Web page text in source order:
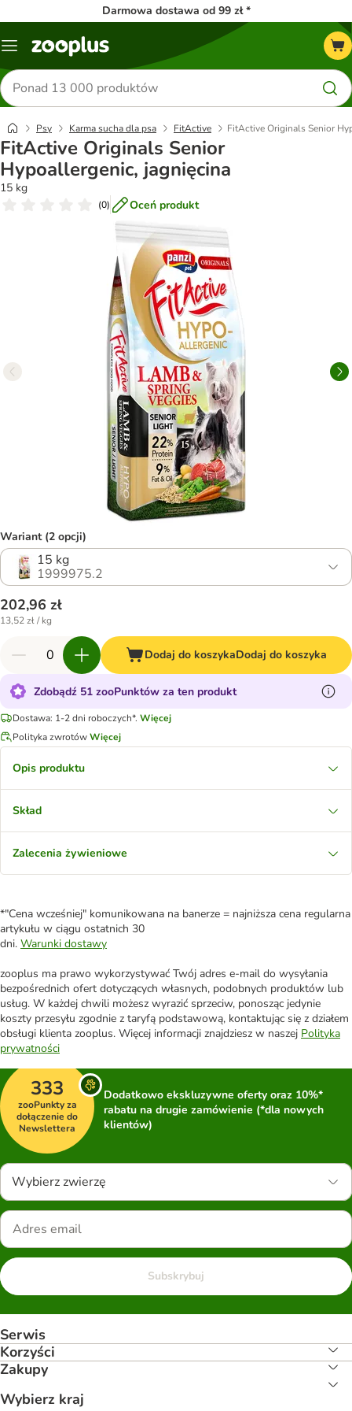
Darmowa dostawa od 99 zł *
Menu
Szukaj
produktów
Psy Karma sucha dla psa FitActive FitActive Originals Senior
FitActive Originals Senior
Hypoallergenic, jagnięcina
15 kg
(0) Oceń produkt
Wariant (2 opcji)
15 kg
1999975.2
202,96 zł
13,52 zł / kg
Dodaj do koszykaDodaj do koszyka
Zdobądź 51 zooPunktów za ten produkt
Dostawa: 1-2 dni roboczych*. Więcej
Polityka zwrotówWięcej
Opis produktu
Skład
Zalecenia żywieniowe
*"Cena wcześniej" komunikowana na banerze = najniższa cena regularna
artykułu w ciągu ostatnich 30
dni. Warunki dostawy
zooplus ma prawo wykorzystywać Twój adres e-mail do wysyłania
bezpośrednich ofert dotyczących własnych, podobnych produktów lub
usług. W każdej chwili możesz wyrazić sprzeciw, ponosząc jedynie
koszty przesyłu zgodnie z taryfą podstawową, kontaktując się z działem
obsługi klienta zooplus. Więcej informacji znajdziesz w naszej Polityka
prywatności
333
zooPunkty za
dołączenie do
Newslettera
Dodatkowo ekskluzywne oferty oraz 10%*
rabatu na drugie zamówienie (*dla nowych
klientów)
Wybierz zwierzę
Subskrybuj
Serwis
Korzyści
Zakupy
Wybierz kraj